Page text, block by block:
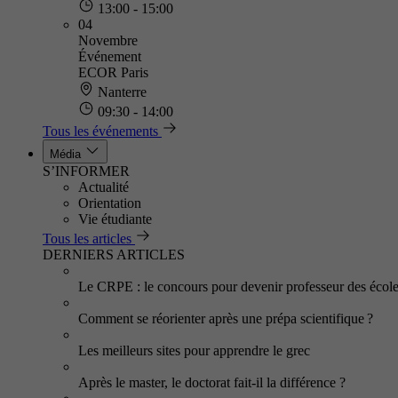
13:00 - 15:00
04
Novembre
Événement
ECOR Paris
Nanterre
09:30 - 14:00
Tous les événements
Média
S’INFORMER
Actualité
Orientation
Vie étudiante
Tous les articles
DERNIERS ARTICLES
Le CRPE : le concours pour devenir professeur des
Comment se réorienter après une prépa scientifique ?
Les meilleurs sites pour apprendre le grec
Après le master, le doctorat fait-il la différence ?